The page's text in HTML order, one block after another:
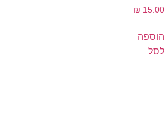
₪ 15.00
הוספה
לסל